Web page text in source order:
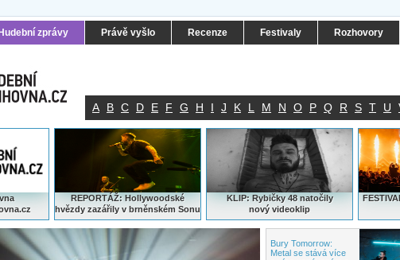
Hudební zprávy Právě vyšlo Recenze Festivaly Rozhovory
A B C D E F G H I J K L M N O P Q R S T U
REPORTÁŽ: Hollywoodské
hvězdy zazářily v brněnském Sonu
KLIP: Rybičky 48 natočily
nový videoklip
Bury Tomorrow:
Metal se stává více